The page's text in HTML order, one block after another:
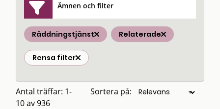
Ämnen och filter
Räddningstjänst Relaterade
Rensa filter
Antal träffar: 1-
10 av 936
Sortera på: